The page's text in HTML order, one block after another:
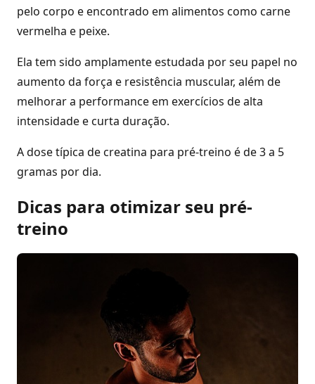
pelo corpo e encontrado em alimentos como carne
vermelha e peixe.
Ela tem sido amplamente estudada por seu papel no
aumento da força e resistência muscular, além de
melhorar a performance em exercícios de alta
intensidade e curta duração.
A dose típica de creatina para pré-treino é de 3 a 5
gramas por dia.
Dicas para otimizar seu pré-
treino